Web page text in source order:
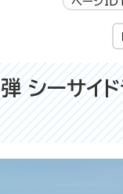
シーサイ